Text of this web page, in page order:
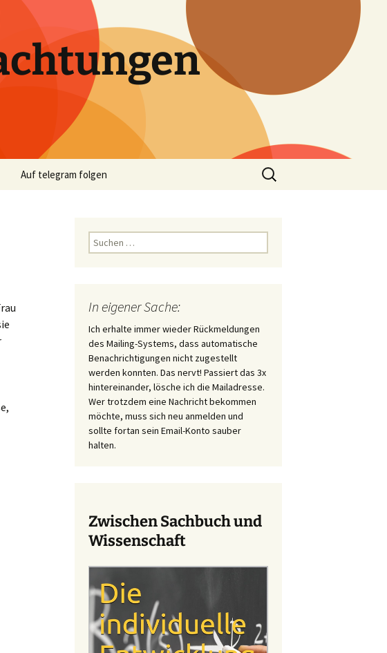
Auf telegram folgen
Suchen
nach:
Suchen
nach:
In eigener Sache:
Ich erhalte immer wieder Rückmeldungen
des Mailing-Systems, dass automatische
Benachrichtigungen nicht zugestellt
werden konnten. Das nervt! Passiert das 3x
hintereinander, lösche ich die Mailadresse.
Wer trotzdem eine Nachricht bekommen
möchte, muss sich neu anmelden und
sollte fortan sein Email-Konto sauber
halten.
Zwischen Sachbuch und
Wissenschaft